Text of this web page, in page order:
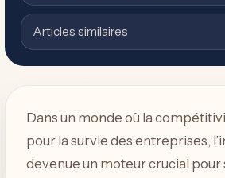
Articles similaires
Dans un monde où la
pour la survie des entreprises,
devenue un moteur crucial pour